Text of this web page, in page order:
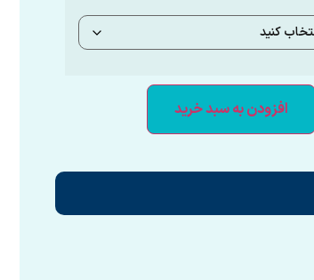
افزودن به سبد خرید